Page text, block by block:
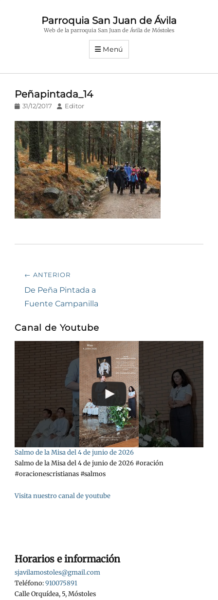
Parroquia San Juan de Ávila
Web de la parroquia San Juan de Ávila de Móstoles
Menú
Peñapintada_14
Publicado
31/12/2017 AutorEditor
Navegación
de
entradas
← ANTERIOR
Entrada
anterior:
De Peña Pintada a
Fuente Campanilla
Canal de Youtube
Salmo de la Misa del 4 de junio de 2026
Salmo de la Misa del 4 de junio de 2026 #oración
#oracionescristianas #salmos
Visita nuestro canal de youtube
Horarios e información
sjavilamostoles@gmail.com
Teléfono:910075891
Calle Orquídea, 5, Móstoles